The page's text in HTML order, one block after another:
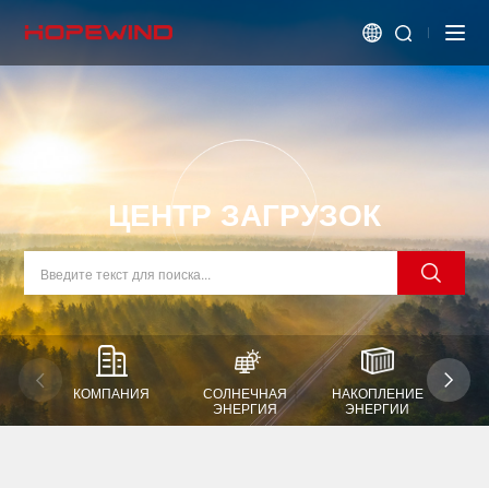
ЦЕНТР ЗАГРУЗОК
КОМПАНИЯ
СОЛНЕЧНАЯ
ЭНЕРГИЯ
НАКОПЛЕНИЕ
ЭНЕРГИИ